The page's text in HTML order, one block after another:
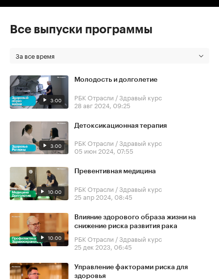
Все выпуски программы
За все время
3:00
Молодость и долголетие
РБК Отрасли / Здравый курс
28 авг 2024, 09:25
3:00
Детоксикационная терапия
РБК Отрасли / Здравый курс
05 июн 2024, 07:55
10:00
Превентивная медицина
РБК Отрасли / Здравый курс
25 апр 2024, 08:45
10:00
Влияние здорового образа жизни на
снижение риска развития рака
РБК Отрасли / Здравый курс
25 дек 2023, 06:45
Управление факторами риска для
здоровья